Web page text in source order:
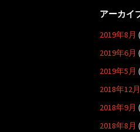
アーカイ
2019年8月
2019年6月
2019年5月
2018年12月
2018年9月
2018年8月